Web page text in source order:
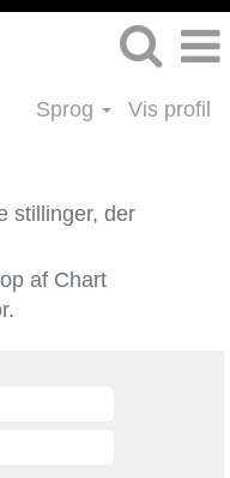
Sprog Vis profil
stillinger, der
af Chart